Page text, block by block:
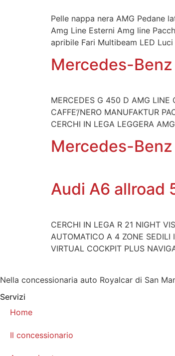
Pelle nappa nera AMG Pedane
Amg Line Esterni Amg line
apribile Fari Multibeam LED
Mercedes-Benz
MERCEDES G 450 D AMG LINE
CAFFE’/NERO MANUFAKTUR
CERCHI IN LEGA LEGGERA
Mercedes-
Audi A6 allroad
CERCHI IN LEGA R 21 NIGHT
AUTOMATICO A 4 ZONE SEDILI
VIRTUAL COCKPIT PLUS
Nella concessionaria auto Royalcar di San
Servizi
Home
Il concessionario